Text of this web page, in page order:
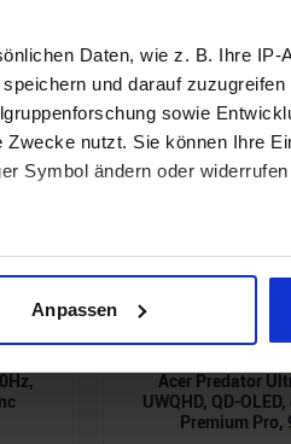
Daten, wie z. B. Ihre IP-
und darauf
sowie
nutzt. Sie können Ihre
Symbol ändern oder widerrufen
welche bis auf einige Meter
verarbeitet werden, und
personalisieren, Funktionen
Anpassen
Acer Predator
UWQHD, QD-
Premium Pro,